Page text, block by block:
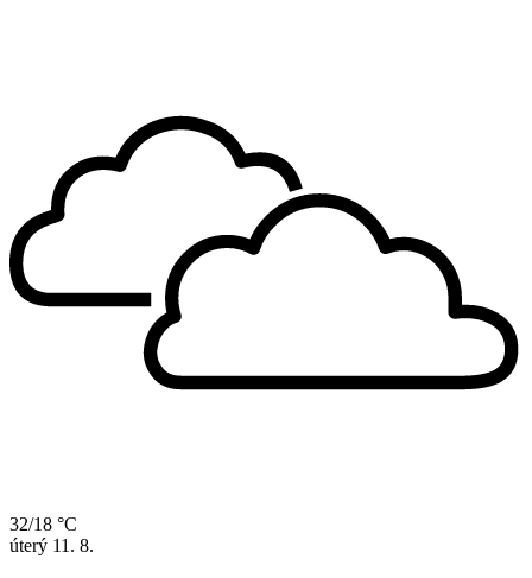
32/18 °C
úterý 11. 8.